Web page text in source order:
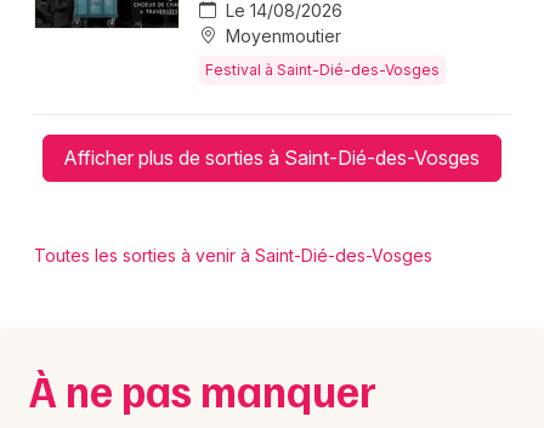
Le 14/08/2026
Moyenmoutier
Festival à Saint-Dié-des-Vosges
Afficher plus de sorties à Saint-Dié-des-Vosges
Toutes les sorties à venir à Saint-Dié-des-Vosges
À ne pas manquer